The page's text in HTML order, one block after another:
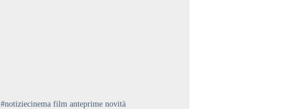
#notiziecinema film anteprime novità